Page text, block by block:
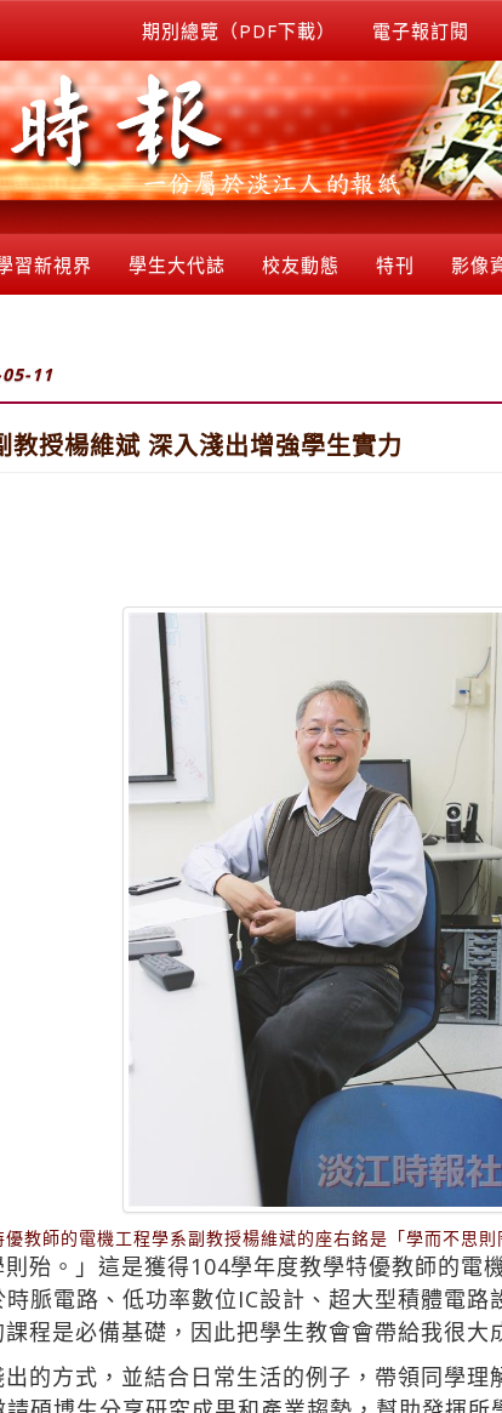
期別總覽（PDF下載） 電子報訂閱
習新視界 學生大代誌 校友動態 特刊 影像
11
教授楊維斌 深入淺出增強學生實力
教師的電機工程學系副教授楊維斌的座右銘是「學而不思則
則殆。」這是獲得104學年度教學特優教師的
脈電路、低功率數位IC設計、超大型積體電路
程是必備基礎，因此把學生教會會帶給我很大
的方式，並結合日常生活的例子，帶領同學